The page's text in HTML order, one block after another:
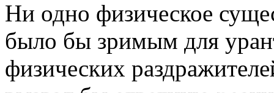
Ни одно физическое
было бы зримым для
физических